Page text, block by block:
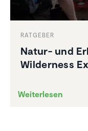
RATGEBER
Natur- und
Wilder­ness
Weiterlesen